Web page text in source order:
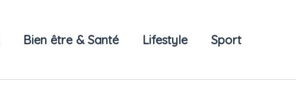
Bien être & Santé Lifestyle Sport